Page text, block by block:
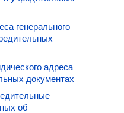
генерального
адреса
документах
об